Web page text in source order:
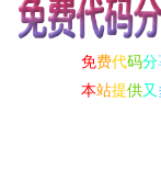
免费代码分
本站提供又